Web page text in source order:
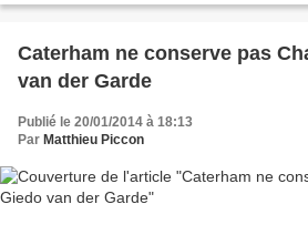
Caterham ne conserve pas
van der Garde
Publié le 20/01/2014 à 18:13
Par Matthieu Piccon